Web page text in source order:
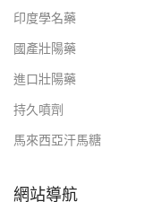
印度學名藥
國產壯陽藥
進口壯陽藥
持久噴劑
馬來西亞汗馬糖
網站導航